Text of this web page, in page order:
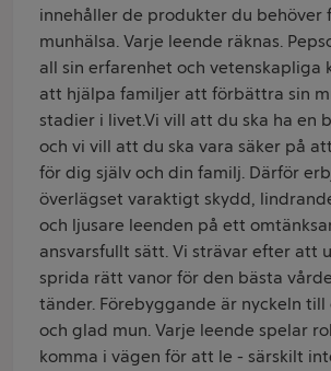
innehåller de produkter du behöver
munhälsa. Varje leende räknas.
all sin erfarenhet och vetenskapliga
att hjälpa familjer att förbättra sin
stadier i livet.Vi vill att du ska ha en
och vi vill att du ska vara säker på
för dig själv och din familj. Därför
överlägset varaktigt skydd,
och ljusare leenden på ett
ansvarsfullt sätt. Vi strävar efter att
sprida rätt vanor för den bästa
tänder. Förebyggande är nyckeln till
och glad mun. Varje leende spelar
komma i vägen för att le - särskilt